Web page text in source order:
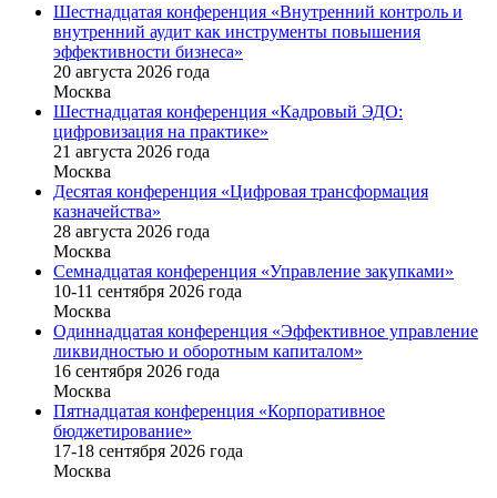
Шестнадцатая конференция «Внутренний контроль и
внутренний аудит как инструменты повышения
эффективности бизнеса»
20 августа 2026 года
Москва
Шестнадцатая конференция «Кадровый ЭДО:
цифровизация на практике»
21 августа 2026 года
Москва
Десятая конференция «Цифровая трансформация
казначейства»
28 августа 2026 года
Москва
Семнадцатая конференция «Управление закупками»
10-11 сентября 2026 года
Москва
Одиннадцатая конференция «Эффективное управление
ликвидностью и оборотным капиталом»
16 cентября 2026 года
Москва
Пятнадцатая конференция «Корпоративное
бюджетирование»
17-18 сентября 2026 года
Москва